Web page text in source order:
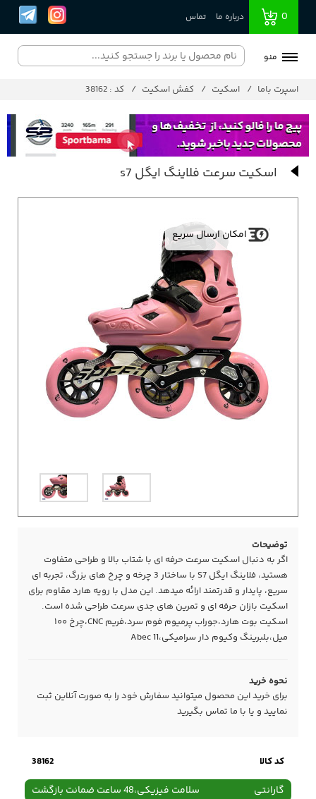
0 درباره ما تماس
منو
اسپرت باما اسکیت کفش اسکیت کد : 38162
اسکیت سرعت فلاینگ ایگل s7
امکان ارسال سریع
توضیحات
اگر به دنبال اسکیت سرعت حرفه ای با شتاب بالا و طراحی متفاوت
هستید، فلاینگ ایگل S7 با ساختار 3 چرخه و چرخ های بزرگ، تجربه ای
سریع، پایدار و قدرتمند ارائه میدهد. این مدل با رویه هارد مقاوم برای
اسکیت بازان حرفه ای و تمرین های جدی سرعت طراحی شده است.
اسکیت بوت هارد،جوراب پرمیوم فوم سرد،فریم CNC،چرخ ۱۰۰
میل،بلبرینگ وکیوم دار سرامیکی،Abec 11
نحوه خرید
برای خرید این محصول میتوانید سفارش خود را به صورت آنلاین ثبت
نمایید و یا با ما تماس بگیرید
کد کالا 38162
گارانتی سلامت فیزیکی،48 ساعت ضمانت بازگشت